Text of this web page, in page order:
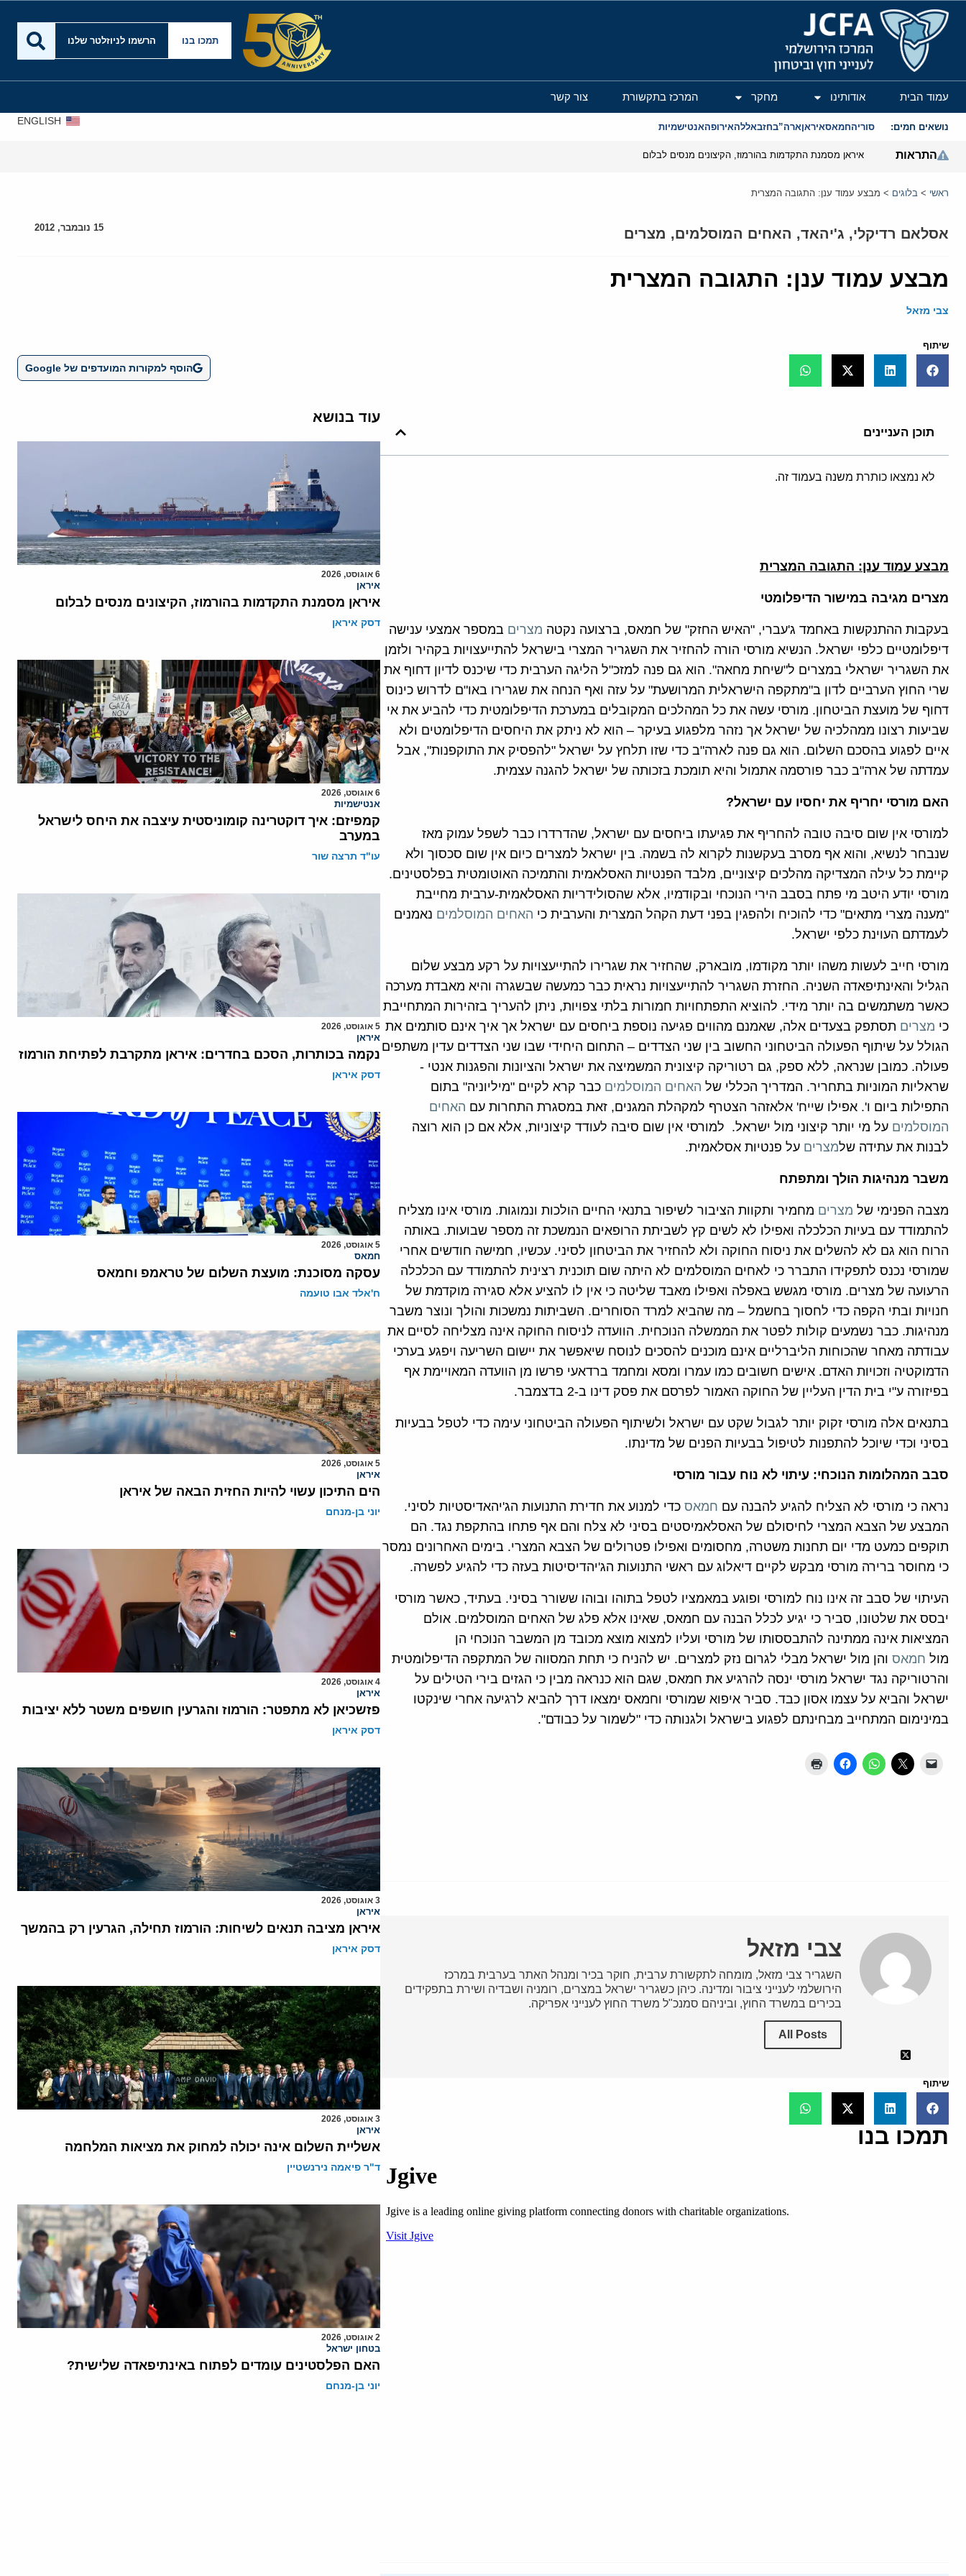
המרכז הירושלמי לענייני חוץ וביטחון
תמכו בנו הרשמו לניוזלטר שלנו
עמוד הבית אודותינו מחקר המרכז בתקשורת צור קשר
נושאים חמים: סוריהחמאסאיראןארה”בחזבאללהאירופהאנטישמיות
ENGLISH
התראות איראן מסמנת התקדמות בהורמוז, הקיצונים מנסים לבלום
ראשי > בלוגים > מבצע עמוד ענן: התגובה המצרית
אסלאם רדיקלי, ג'יהאד, האחים המוסלמים, מצרים 15 נובמבר, 2012
מבצע עמוד ענן: התגובה המצרית
צבי מזאל
שיתוף
הוסף למקורות המועדפים של Google
תוכן העניינים
לא נמצאו כותרת משנה בעמוד זה.
מבצע עמוד ענן: התגובה המצרית
מצרים מגיבה במישור הדיפלומטי
בעקבות ההתנקשות באחמד ג'עברי, "האיש החזק" של חמאס, ברצועה נקטה מצרים במספר אמצעי ענישה
דיפלומטיים כלפי ישראל. הנשיא מורסי הורה להחזיר את השגריר המצרי בישראל להתייעצויות בקהיר ולזמן
את השגריר ישראלי במצרים ל"שיחת מחאה". הוא גם פנה למזכ"ל הליגה הערבית כדי שיכנס לדיון דחוף את
שרי החוץ הערביים לדון ב"מתקפה הישראלית המרושעת" על עזה ואף הנחה את שגרירו באו"ם לדרוש כינוס
דחוף של מועצת הביטחון. מורסי עשה את כל המהלכים המקובלים במערכת הדיפלומטית כדי להביע את אי
שביעות רצונו ממהלכיה של ישראל אך נזהר מלפגוע בעיקר – הוא לא ניתק את היחסים הדיפלומטים ולא
איים לפגוע בהסכם השלום. הוא גם פנה לארה"ב כדי שזו תלחץ על ישראל "להפסיק את התוקפנות", אבל
עמדתה של ארה"ב כבר פורסמה אתמול והיא תומכת בזכותה של ישראל להגנה עצמית.
האם מורסי יחריף את יחסיו עם ישראל?
למורסי אין שום סיבה טובה להחריף את פגיעתו ביחסים עם ישראל, שהדרדרו כבר לשפל עמוק מאז
שנבחר לנשיא, והוא אף מסרב בעקשנות לקרוא לה בשמה. בין ישראל למצרים כיום אין שום סכסוך ולא
קיימת כל עילה המצדיקה מהלכים קיצוניים, מלבד הפנטיות האסלאמית והתמיכה האוטומטית בפלסטינים.
מורסי יודע היטב מי פתח בסבב הירי הנוכחי ובקודמיו, אלא שהסולידריות האסלאמית-ערבית מחייבת
"מענה מצרי מתאים" כדי להוכיח ולהפגין בפני דעת הקהל המצרית והערבית כי האחים המוסלמים נאמנים
לעמדתם העוינת כלפי ישראל.
מורסי חייב לעשות משהו יותר מקודמו, מובארק, שהחזיר את שגרירו להתייעצויות על רקע מבצע שלום
הגליל והאינתיפאדה השניה. החזרת השגריר להתייעצויות נראית כבר כמעשה שבשגרה והיא מאבדת מערכה
כאשר משתמשים בה יותר מידי. להוציא התפתחויות חמורות בלתי צפויות, ניתן להעריך בזהירות המתחייבת
כי מצרים תסתפק בצעדים אלה, שאמנם מהווים פגיעה נוספת ביחסים עם ישראל אך איך אינם סותמים את
הגולל על שיתוף הפעולה הביטחוני החשוב בין שני הצדדים – התחום היחידי שבו שני הצדדים עדין משתפים
פעולה. כמובן שנראה, ללא ספק, גם רטוריקה קיצונית המשמיצה את ישראל והציונות והפגנות אנטי -
שראליות המוניות בתחריר. המדריך הכללי של האחים המוסלמים כבר קרא לקיים "מיליוניה" בתום
התפילות ביום ו'. אפילו שייח' אלאזהר הצטרף למקהלת המגנים, זאת במסגרת התחרות עם האחים
המוסלמים על מי יותר קיצוני מול ישראל. למורסי אין שום סיבה לעודד קיצוניות, אלא אם כן הוא רוצה
לבנות את עתידה שלמצרים על פנטיות אסלאמית.
משבר מנהיגות הולך ומתפתח
מצבה הפנימי של מצרים מחמיר ותקוות הציבור לשיפור בתנאי החיים הולכות ונמוגות. מורסי אינו מצליח
להתמודד עם בעיות הכלכלה ואפילו לא לשים קץ לשביתת הרופאים הנמשכת זה מספר שבועות. באותה
הרוח הוא גם לא להשלים את ניסוח החוקה ולא להחזיר את הביטחון לסיני. עכשיו, חמישה חודשים אחרי
שמורסי נכנס לתפקידו התברר כי לאחים המוסלמים לא היתה שום תוכנית רצינית להתמודד עם הכלכלה
הרעועה של מצרים. מורסי מגשש באפלה ואפילו מאבד שליטה כי אין לו להציע אלא סגירה מוקדמת של
חנויות ובתי הקפה כדי לחסוך בחשמל – מה שהביא למרד הסוחרים. השביתות נמשכות והולך ונוצר משבר
מנהיגות. כבר נשמעים קולות לפטר את הממשלה הנוכחית. הוועדה לניסוח החוקה אינה מצליחה לסיים את
עבודתה מאחר שהכוחות הליברליים אינם מוכנים להסכים לנוסח שיאפשר את יישום השריעה ויפגע בערכי
הדמוקטיה וזכויות האדם. אישים חשובים כמו עמרו ומסא ומחמד ברדאעי פרשו מן הוועדה המאויימת אף
בפיזורה ע"י בית הדין העליין של החוקה האמור לפרסם את פסק דינו ב-2 בדצמבר.
בתנאים אלה מורסי זקוק יותר לגבול שקט עם ישראל ולשיתוף הפעולה הביטחוני עימה כדי לטפל בבעיות
בסיני וכדי שיוכל להתפנות לטיפול בבעיות הפנים של מדינתו.
סבב המהלומות הנוכחי: עיתוי לא נוח עבור מורסי
נראה כי מורסי לא הצליח להגיע להבנה עם חמאס כדי למנוע את חדירת התנועות הג'יהאדיסטיות לסיני.
המבצע של הצבא המצרי לחיסולם של האסלאמיסטים בסיני לא צלח והם אף פתחו בהתקפת נגד. הם
תוקפים כמעט מדי יום תחנות משטרה, מחסומים ואפילו פטרולים של הצבא המצרי. בימים האחרונים נמסר
כי מחוסר ברירה מורסי מבקש לקיים דיאלוג עם ראשי התנועות הג'יהדיסיטות בעזה כדי להגיע לפשרה.
העיתוי של סבב זה אינו נוח למורסי ופוגע במאמציו לטפל בתוהו ובוהו ששורר בסיני. בעתיד, כאשר מורסי
יבסס את שלטונו, סביר כי יגיע לכלל הבנה עם חמאס, שאינו אלא פלג של האחים המוסלמים. אולם
המציאות אינה ממתינה להתבססותו של מורסי ועליו למצוא מוצא מכובד מן המשבר הנוכחי הן
מול חמאס והן מול ישראל מבלי לגרום נזק למצרים. יש להניח כי תחת המסווה של המתקפה הדיפלומטית
והרטוריקה נגד ישראל מורסי ינסה להרגיע את חמאס, שגם הוא כנראה מבין כי הגזים בירי הטילים על
ישראל והביא על עצמו אסון כבד. סביר איפוא שמורסי וחמאס ימצאו דרך להביא לרגיעה אחרי שינקטו
במינימום המתחייב מבחינתם לפגוע בישראל ולגנותה כדי "לשמור על כבודם".
צבי מזאל
השגריר צבי מזאל, מומחה לתקשורת ערבית, חוקר בכיר ומנהל האתר בערבית במרכז
הירושלמי לענייני ציבור ומדינה. כיהן כשגריר ישראל במצרים, רומניה ושבדיה ושירת בתפקידים
בכירים במשרד החוץ, וביניהם סמנכ"ל משרד החוץ לענייני אפריקה.
All Posts
שיתוף
תמכו בנו
עוד בנושא
6 אוגוסט, 2026
איראן
איראן מסמנת התקדמות בהורמוז, הקיצונים מנסים לבלום
דסק איראן
6 אוגוסט, 2026
אנטישמיות
קמפיזם: איך דוקטרינה קומוניסטית עיצבה את היחס לישראל
במערב
עו"ד תרצה שור
5 אוגוסט, 2026
איראן
נקמה בכותרות, הסכם בחדרים: איראן מתקרבת לפתיחת הורמוז
דסק איראן
5 אוגוסט, 2026
חמאס
עסקה מסוכנת: מועצת השלום של טראמפ וחמאס
ח'אלד אבו טועמה
5 אוגוסט, 2026
איראן
הים התיכון עשוי להיות החזית הבאה של איראן
יוני בן-מנחם
4 אוגוסט, 2026
איראן
פזשכיאן לא מתפטר: הורמוז והגרעין חושפים משטר ללא יציבות
דסק איראן
3 אוגוסט, 2026
איראן
איראן מציבה תנאים לשיחות: הורמוז תחילה, הגרעין רק בהמשך
דסק איראן
3 אוגוסט, 2026
איראן
אשליית השלום אינה יכולה למחוק את מציאות המלחמה
ד"ר פיאמה נירנשטיין
2 אוגוסט, 2026
בטחון ישראל
האם הפלסטינים עומדים לפתוח באינתיפאדה שלישית?
יוני בן-מנחם